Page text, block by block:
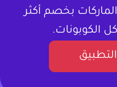
بخصم أكثر
الكوبونات.